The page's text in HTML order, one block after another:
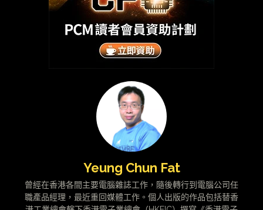
Yeung Chun Fat
曾經在香港各間主要電腦雜誌工作，隨後轉行到電腦公司任
職產品經理，最近重回媒體工作。個人出版的作品包括替香